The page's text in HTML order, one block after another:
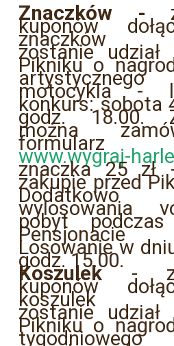
Znaczków -
kuponów
znaczków
zostanie
Pikniku o
motocykla -
konkurs: sobota
godz. 18.00.
można
formularz
www.wygraj-
znaczka 25 zł
zakupie przed
Dodatkowo
wylosowania
pobyt
Losowanie w
godz. 15.00.
Koszulek- za
kuponów
koszulek
zostanie
Pikniku o
tygodniowego